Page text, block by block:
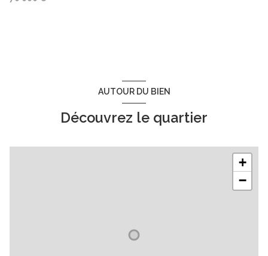
AUTOUR DU BIEN
Découvrez le quartier
+
−